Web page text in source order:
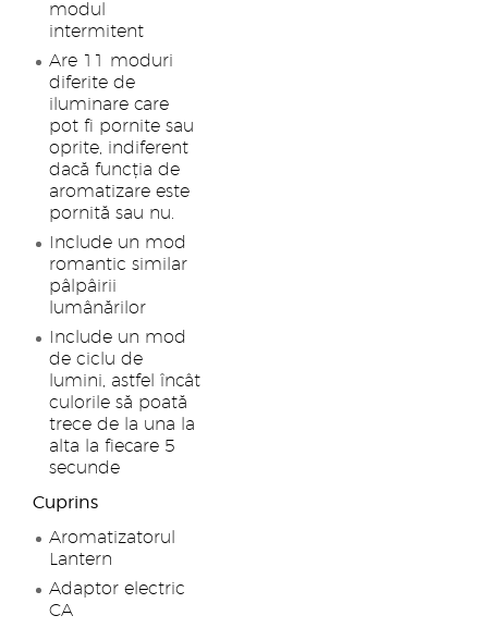
modul
intermitent
Are 11 moduri
diferite de
iluminare care
pot fi pornite sau
oprite, indiferent
dacă funcția de
aromatizare este
pornită sau nu.
Include un mod
romantic similar
pâlpâirii
lumânărilor
Include un mod
de ciclu de
lumini, astfel încât
culorile să poată
trece de la una la
alta la fiecare 5
secunde
Cuprins
Aromatizatorul
Lantern
Adaptor electric
CA